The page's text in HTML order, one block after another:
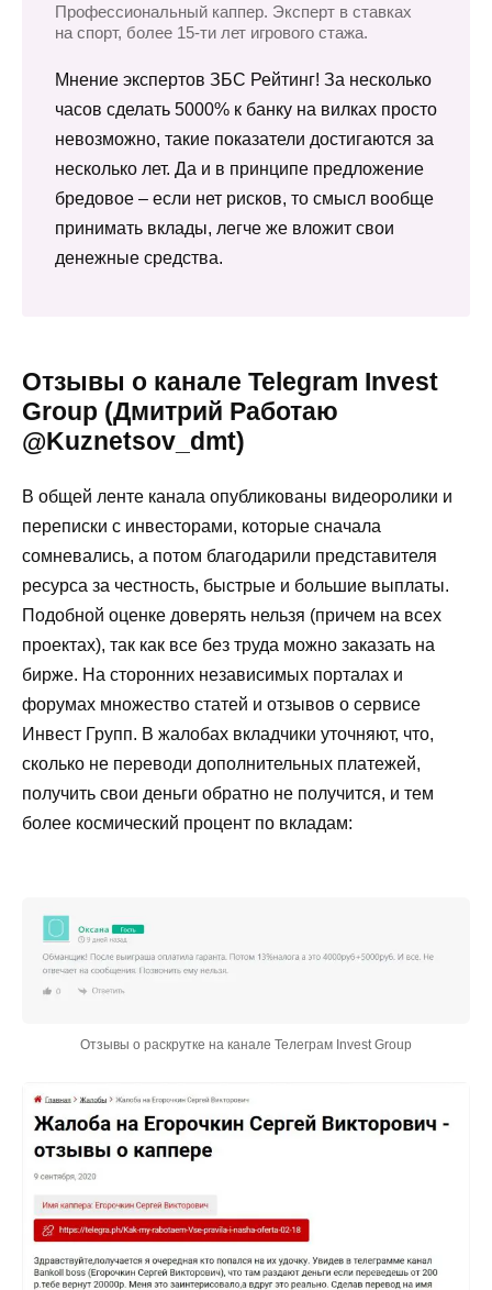
Профессиональный каппер. Эксперт в ставках
на спорт, более 15-ти лет игрового стажа.
Мнение экспертов ЗБС Рейтинг! За несколько
часов сделать 5000% к банку на вилках просто
невозможно, такие показатели достигаются за
несколько лет. Да и в принципе предложение
бредовое – если нет рисков, то смысл вообще
принимать вклады, легче же вложит свои
денежные средства.
Отзывы о канале Telegram Invest
Group (Дмитрий Работаю
@Kuznetsov_dmt)
В общей ленте канала опубликованы видеоролики и
переписки с инвесторами, которые сначала
сомневались, а потом благодарили представителя
ресурса за честность, быстрые и большие выплаты.
Подобной оценке доверять нельзя (причем на всех
проектах), так как все без труда можно заказать на
бирже. На сторонних независимых порталах и
форумах множество статей и отзывов о сервисе
Инвест Групп. В жалобах вкладчики уточняют, что,
сколько не переводи дополнительных платежей,
получить свои деньги обратно не получится, и тем
более космический процент по вкладам:
Отзывы о раскрутке на канале Телеграм Invest Group